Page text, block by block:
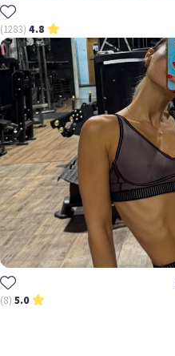
4.8
(1283)
5.0
(8)